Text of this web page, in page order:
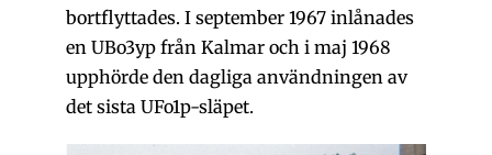
bortflyttades. I september 1967 inlånades
en UBo3yp från Kalmar och i maj 1968
upphörde den dagliga användningen av
det sista UFo1p-släpet.